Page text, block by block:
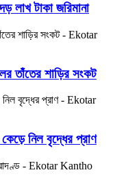
লাখ টাকা জরিমানা
তাঁতের শাড়ির সংকট
নিল বৃদ্ধের প্রাণ